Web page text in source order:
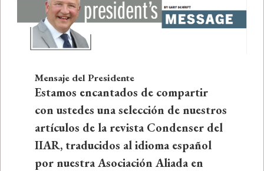
Mensaje del Presidente
Estamos encantados de compartir
con ustedes una selección de nuestros
artículos de la revista Condenser del
IIAR, traducidos al idioma español
por nuestra Asociación Aliada en